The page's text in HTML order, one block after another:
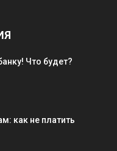
Что будет?
как не платить